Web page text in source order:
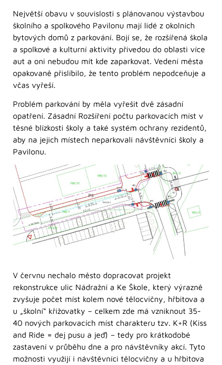
Největší obavu v souvislosti s plánovanou výstavbou
školního a spolkového Pavilonu mají lidé z okolních
bytových domů z parkování. Bojí se, že rozšířená škola
a spolkové a kulturní aktivity přivedou do oblasti více
aut a oni nebudou mít kde zaparkovat. Vedení města
opakovaně přislíbilo, že tento problém nepodceňuje a
včas vyřeší.
Problém parkování by měla vyřešit dvě zásadní
opatření. Zásadní Rozšíření počtu parkovacích míst v
těsné blízkosti školy a také systém ochrany rezidentů,
aby na jejich místech neparkovali návštěvníci školy a
Pavilonu.
V červnu nechalo město dopracovat projekt
rekonstrukce ulic Nádražní a Ke Škole, který výrazně
zvyšuje počet míst kolem nové tělocvičny, hřbitova a
u „školní“ křižovatky – celkem zde má vzniknout 35-
40 nových parkovacích míst charakteru tzv. K+R (Kiss
and Ride = dej pusu a jeď) – tedy pro krátkodobé
zastavení v průběhu dne a pro návštěvníky akcí. Tyto
možnosti využijí i návštěvníci tělocvičny a u hřbitova